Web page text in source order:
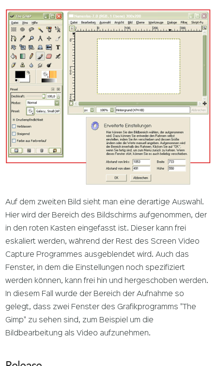
Auf dem zweiten Bild sieht man eine derartige Auswahl.
Hier wird der Bereich des Bildschirms aufgenommen, der
in den roten Kasten eingefasst ist. Dieser kann frei
eskaliert werden, während der Rest des Screen Video
Capture Programmes ausgeblendet wird. Auch das
Fenster, in dem die Einstellungen noch spezifiziert
werden können, kann frei hin und hergeschoben werden.
In diesem Fall wurde der Bereich der Aufnahme so
gelegt, dass zwei Fenster des Grafikprogramms "The
Gimp" zu sehen sind, zum Beispiel um die
Bildbearbeitung als Video aufzunehmen.